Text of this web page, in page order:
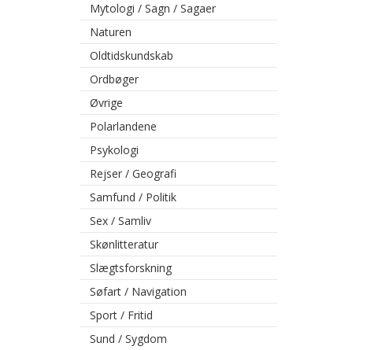
Mytologi / Sagn / Sagaer
Naturen
Oldtidskundskab
Ordbøger
Øvrige
Polarlandene
Psykologi
Rejser / Geografi
Samfund / Politik
Sex / Samliv
Skønlitteratur
Slægtsforskning
Søfart / Navigation
Sport / Fritid
Sund / Sygdom